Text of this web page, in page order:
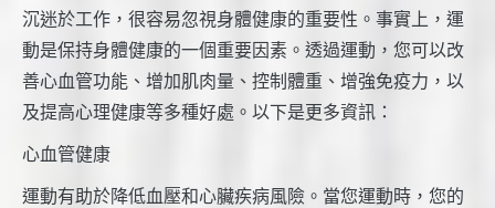
沉迷於工作，很容易忽視身體健康的重要性。事實上，運
動是保持身體健康的一個重要因素。透過運動，您可以改
善心血管功能、增加肌肉量、控制體重、增強免疫力，以
及提高心理健康等多種好處。以下是更多資訊：
心血管健康
運動有助於降低血壓和心臟疾病風險。當您運動時，您的